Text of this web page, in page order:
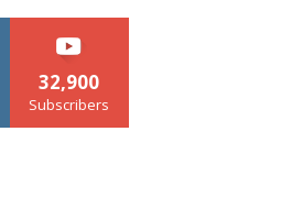
32,900
Subscribers